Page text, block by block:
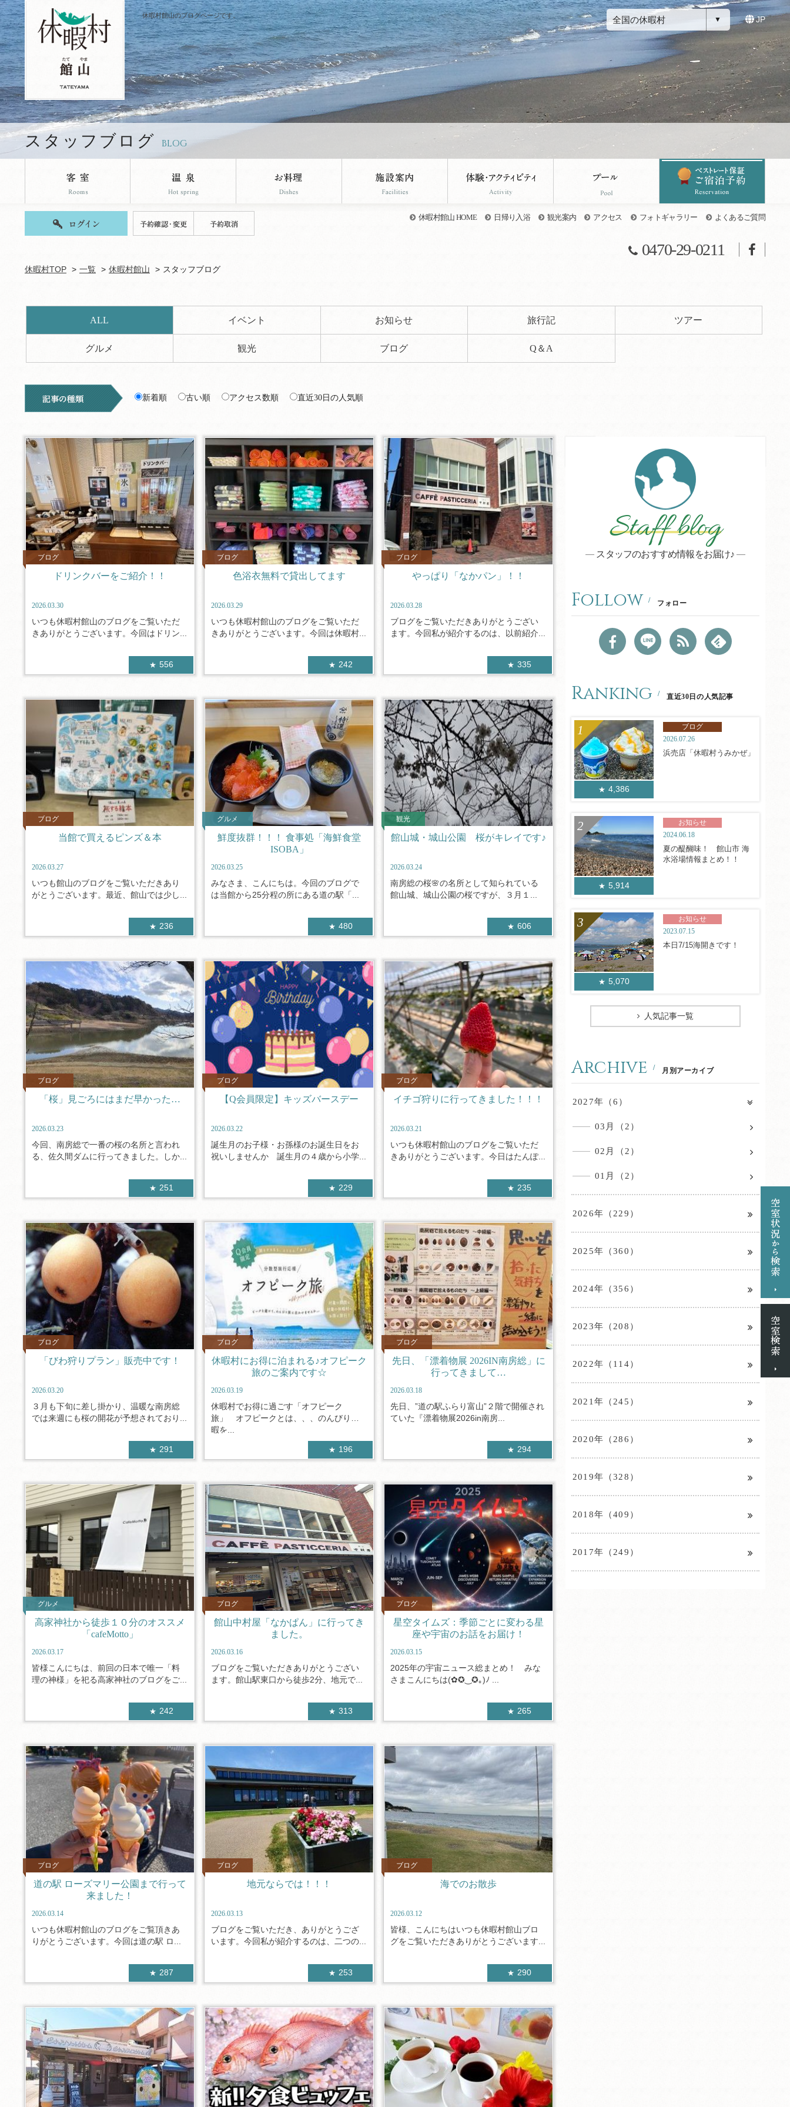
休暇村館山のブログページです。 全国の休暇村 JP
スタッフブログ BLOG
休暇村館山 HOME 日帰り入浴 観光案内 アクセス フォトギャラリー よくあるご質問
0470-29-0211
休暇村TOP 一覧 休暇村館山 スタッフブログ
ALL イベント お知らせ 旅行記 ツアー
グルメ 観光 ブログ Q＆A
新着順 古い順 アクセス数順 直近30日の人気順
ブログ
ドリンクバーをご紹介！！
2026.03.30
いつも休暇村館山のブログをご覧いただ
きありがとうございます。今回はドリン...
556
ブログ
色浴衣無料で貸出してます
2026.03.29
いつも休暇村館山のブログをご覧いただ
きありがとうございます。今回は休暇村...
242
ブログ
やっぱり「なかパン」！！
2026.03.28
ブログをご覧いただきありがとうござい
ます。今回私が紹介するのは、以前紹介...
335
ブログ
当館で買えるピンズ＆本
2026.03.27
いつも館山のブログをご覧いただきあり
がとうございます。最近、館山では少し...
236
グルメ
鮮度抜群！！！ 食事処「海鮮食堂
ISOBA」
2026.03.25
みなさま、こんにちは。今回のブログで
は当館から25分程の所にある道の駅「...
480
観光
館山城・城山公園 桜がキレイです♪
2026.03.24
南房総の桜🌸の名所として知られている
館山城、城山公園の桜ですが、３月１...
606
ブログ
「桜」見ごろにはまだ早かった…
2026.03.23
今回、南房総で一番の桜の名所と言われ
る、佐久間ダムに行ってきました。しか...
251
ブログ
【Q会員限定】キッズバースデー
2026.03.22
誕生月のお子様・お孫様のお誕生日をお
祝いしませんか 誕生月の４歳から小学...
229
ブログ
イチゴ狩りに行ってきました！！！
2026.03.21
いつも休暇村館山のブログをご覧いただ
きありがとうございます。今日はたんぽ...
235
ブログ
「びわ狩りプラン」販売中です！
2026.03.20
３月も下旬に差し掛かり、温暖な南房総
では来週にも桜の開花が予想されており...
291
ブログ
休暇村にお得に泊まれる♪オフピーク
旅のご案内です☆
2026.03.19
休暇村でお得に過ごす「オフピーク
旅」 オフピークとは、、、のんびり休
暇を...
196
ブログ
先日、「漂着物展 2026IN南房総」に
行ってきまして…
2026.03.18
先日、”道の駅ふらり富山”２階で開催され
ていた『漂着物展2026in南房...
294
グルメ
高家神社から徒歩１０分のオススメ
「cafeMotto」
2026.03.17
皆様こんにちは、前回の日本で唯一「料
理の神様」を祀る高家神社のブログをご...
242
ブログ
館山中村屋「なかぱん」に行ってき
ました。
2026.03.16
ブログをご覧いただきありがとうござい
ます。館山駅東口から徒歩2分、地元で...
313
ブログ
星空タイムズ：季節ごとに変わる星
座や宇宙のお話をお届け！
2026.03.15
2025年の宇宙ニュース総まとめ！ みな
さまこんにちは(✿✪‿✪｡)ﾉ ...
265
ブログ
道の駅 ローズマリー公園まで行って
来ました！
2026.03.14
いつも休暇村館山のブログをご覧頂きあ
りがとうございます。今回は道の駅 ロ...
287
ブログ
地元ならでは！！！
2026.03.13
ブログをご覧いただき、ありがとうござ
います。今回私が紹介するのは、二つの...
253
ブログ
海でのお散歩
2026.03.12
皆様、こんにちはいつも休暇村館山ブロ
グをご覧いただきありがとうございます...
290
Staff blog
スタッフのおすすめ情報をお届け♪
Follow フォロー
Ranking 直近30日の人気記事
4,386
ブログ
2026.07.26
浜売店「休暇村うみかぜ」
5,914
お知らせ
2024.06.18
夏の醍醐味！ 館山市 海
水浴場情報まとめ！！
5,070
お知らせ
2023.07.15
本日7/15海開きです！
人気記事一覧
Archive 月別アーカイブ
2027年（6）
03月（2）
02月（2）
01月（2）
2026年（229）
2025年（360）
2024年（356）
2023年（208）
2022年（114）
2021年（245）
2020年（286）
2019年（328）
2018年（409）
2017年（249）